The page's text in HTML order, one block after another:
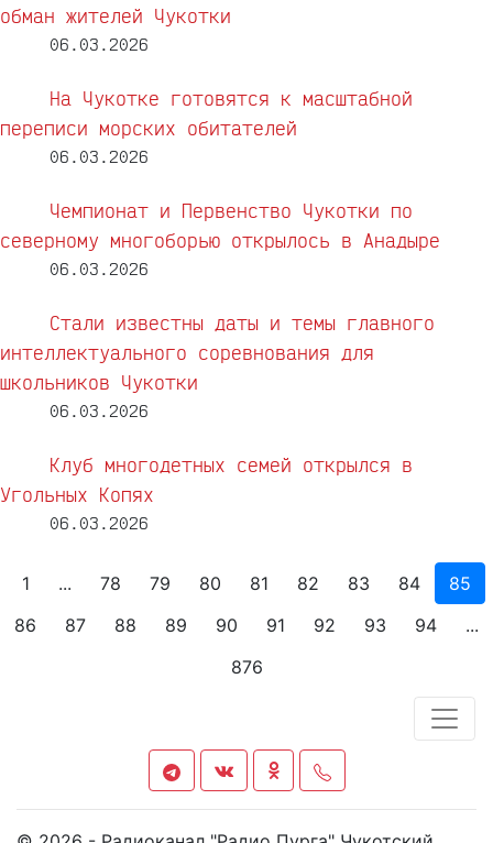
обман жителей Чукотки
06.03.2026
На Чукотке готовятся к масштабной
переписи морских обитателей
06.03.2026
Чемпионат и Первенство Чукотки по
северному многоборью открылось в Анадыре
06.03.2026
Стали известны даты и темы главного
интеллектуального соревнования для
школьников Чукотки
06.03.2026
Клуб многодетных семей открылся в
Угольных Копях
06.03.2026
1 ... 78 79 80 81 82 83 84
85
86
87 88 89 90 91 92 93 94
...
876